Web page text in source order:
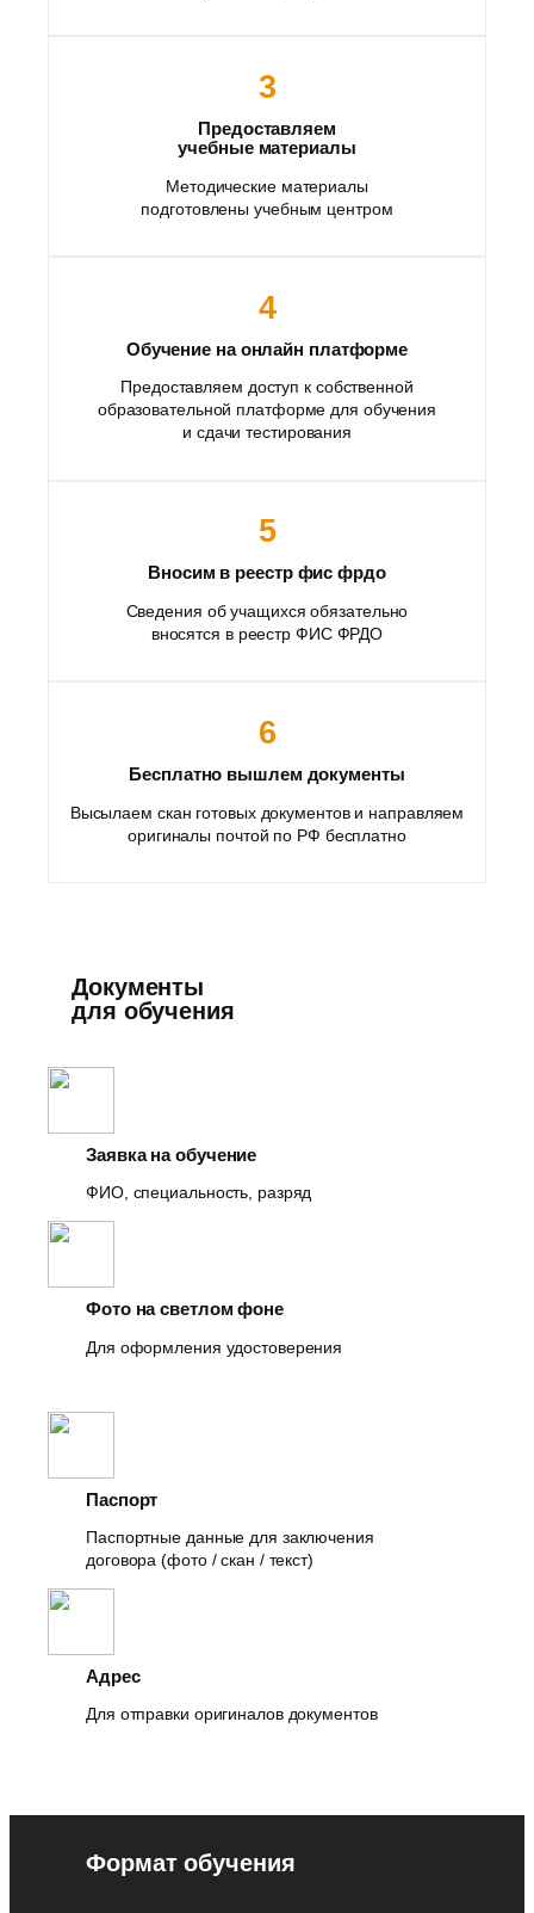
3
Предоставляем
учебные материалы
Методические материалы
подготовлены учебным центром
4
Обучение на онлайн платформе
Предоставляем доступ к собственной
образовательной платформе для обучения
и сдачи тестирования
5
Вносим в реестр фис фрдо
Сведения об учащихся обязательно
вносятся в реестр ФИС ФРДО
6
Бесплатно вышлем документы
Высылаем скан готовых документов и направляем
оригиналы почтой по РФ бесплатно
Документы
для обучения
Заявка на обучение
ФИО, специальность, разряд
Фото на светлом фоне
Для оформления удостоверения
Паспорт
Паспортные данные для заключения
договора (фото / скан / текст)
Адрес
Для отправки оригиналов документов
Формат обучения